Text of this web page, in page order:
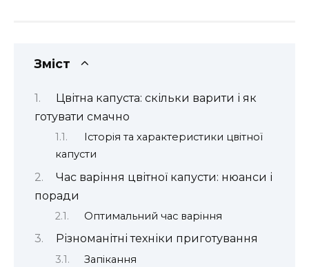
Зміст
Цвітна капуста: скільки варити і як
готувати смачно
Історія та характеристики цвітної
капусти
Час варіння цвітної капусти: нюанси і
поради
Оптимальний час варіння
Різноманітні техніки приготування
Запікання